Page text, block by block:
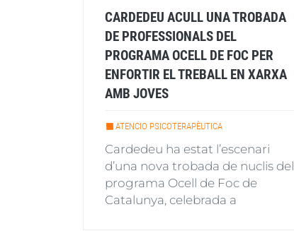
CARDEDEU ACULL UNA TROBADA
DE PROFESSIONALS DEL
PROGRAMA OCELL DE FOC PER
ENFORTIR EL TREBALL EN XARXA
AMB JOVES
ATENCIO PSICOTERAPÈUTICA
Cardedeu ha estat l’escenari
d’una nova trobada de nuclis del
programa Ocell de Foc de
Catalunya, celebrada a